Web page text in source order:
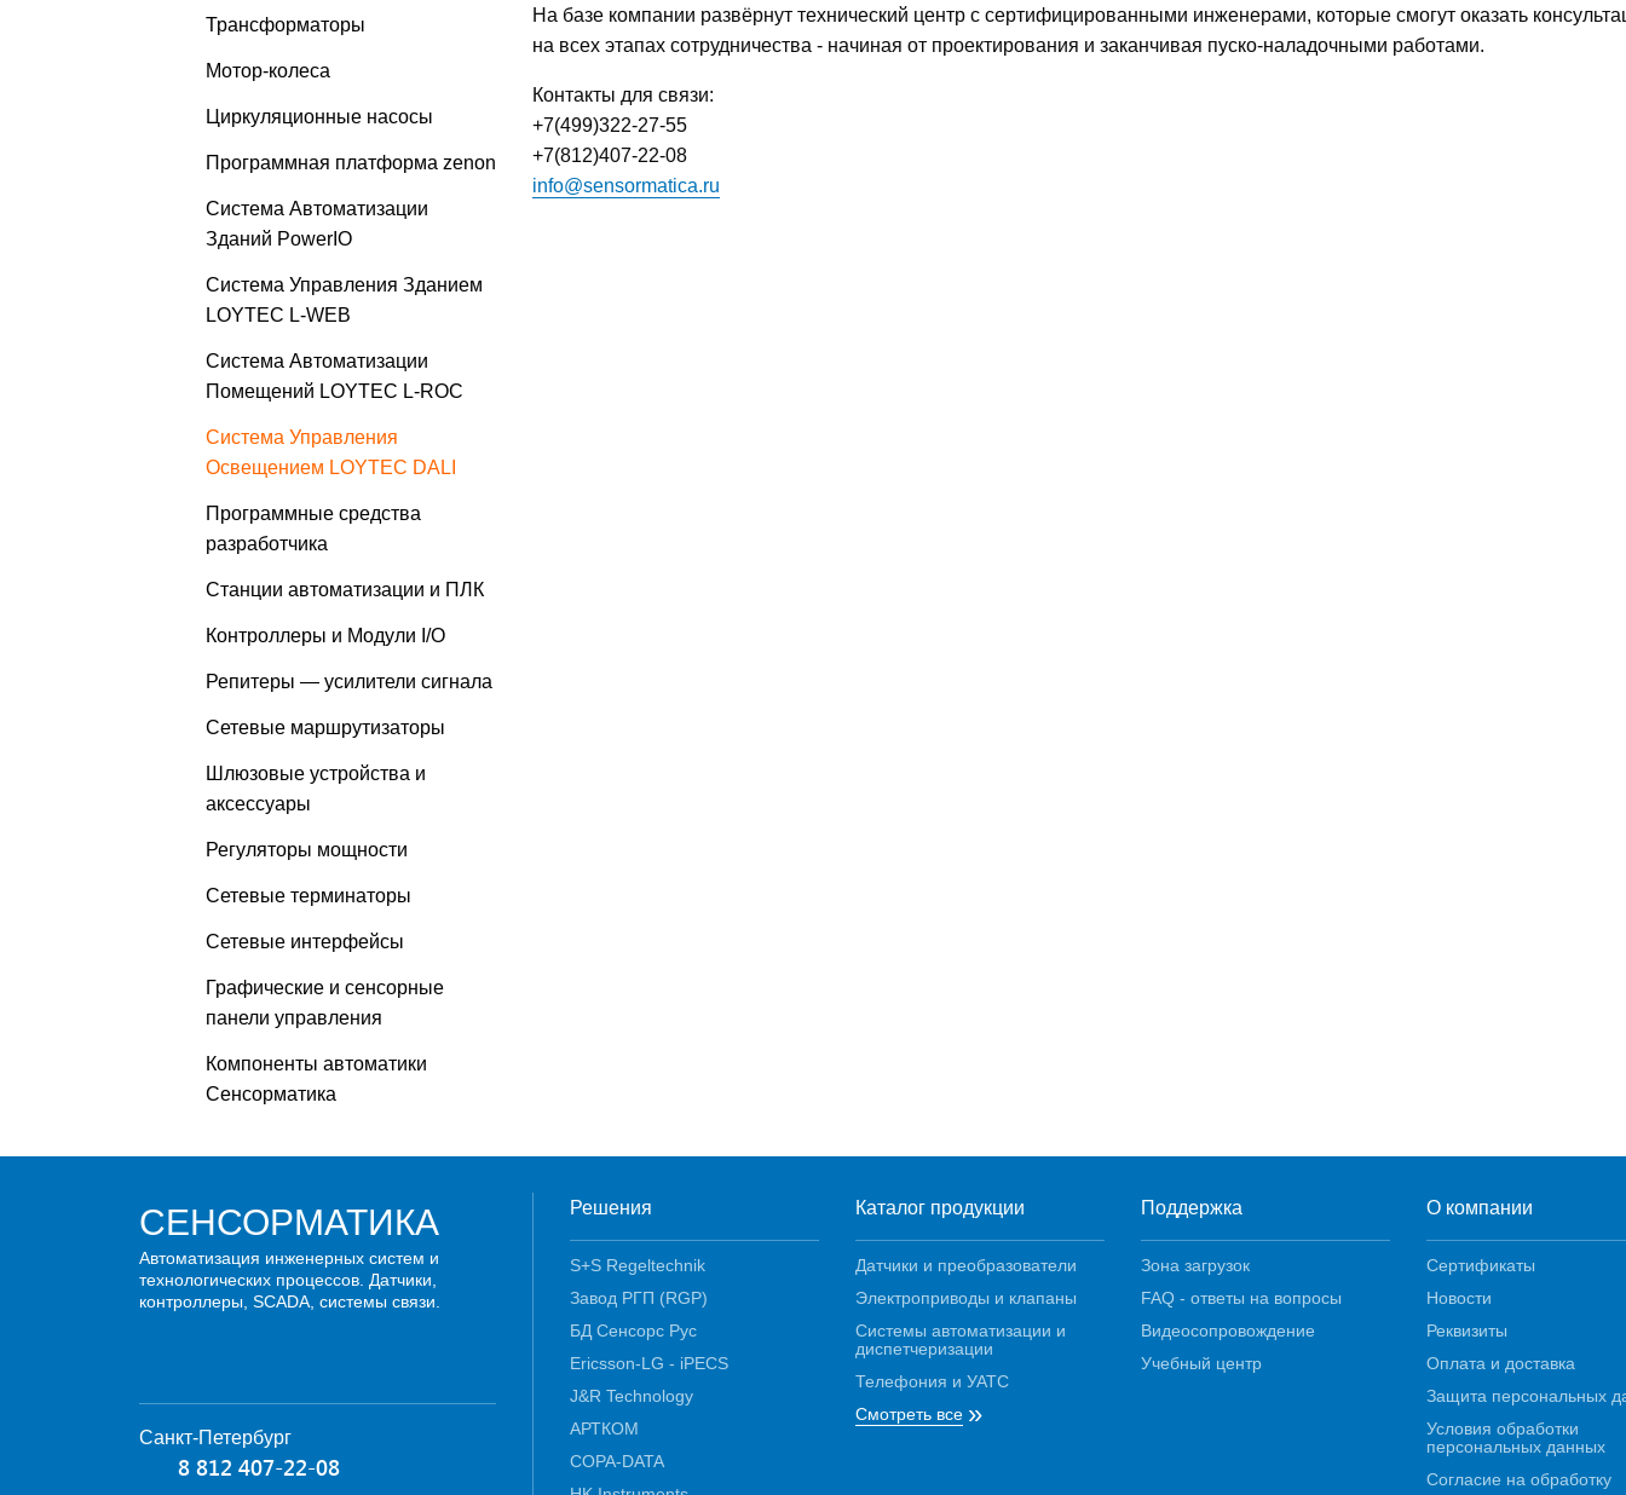
Трансформаторы
Мотор-колеса
Циркуляционные насосы
Программная платформа zenon
Система Автоматизации
Зданий PowerIO
Система Управления Зданием
LOYTEC L-WEB
Система Автоматизации
Помещений LOYTEC L-ROC
Система Управления
Освещением LOYTEC DALI
Программные средства
разработчика
Станции автоматизации и ПЛК
Контроллеры и Модули I/O
Репитеры — усилители сигнала
Сетевые маршрутизаторы
Шлюзовые устройства и
аксессуары
Регуляторы мощности
Сетевые терминаторы
Сетевые интерфейсы
Графические и сенсорные
панели управления
Компоненты автоматики
Сенсорматика
На базе компании развёрнут технический центр с сертифицированными инженерами, которые смогут оказать
на всех этапах сотрудничества - начиная от проектирования и заканчивая пуско-наладочными работами.
Контакты для связи:
+7(499)322-27-55
+7(812)407-22-08
info@sensormatica.ru
СЕНСОРМАТИКА
Автоматизация инженерных систем и
технологических процессов. Датчики,
контроллеры, SCADA, системы связи.
Санкт-Петербург
8 812 407-22-08
Решения
S+S Regeltechnik
Завод РГП (RGP)
БД Сенсорс Рус
Ericsson-LG - iPECS
J&R Technology
АРТКОМ
COPA-DATA
Каталог продукции
Датчики и преобразователи
Электроприводы и клапаны
Системы автоматизации и
диспетчеризации
Телефония и УАТС
Смотреть все »
Поддержка
Зона загрузок
FAQ - ответы на вопросы
Видеосопровождение
Учебный центр
О компании
Сертификаты
Новости
Реквизиты
Оплата и доставка
Защита персональных
Условия обработки
персональных данных
Согласие на обработку